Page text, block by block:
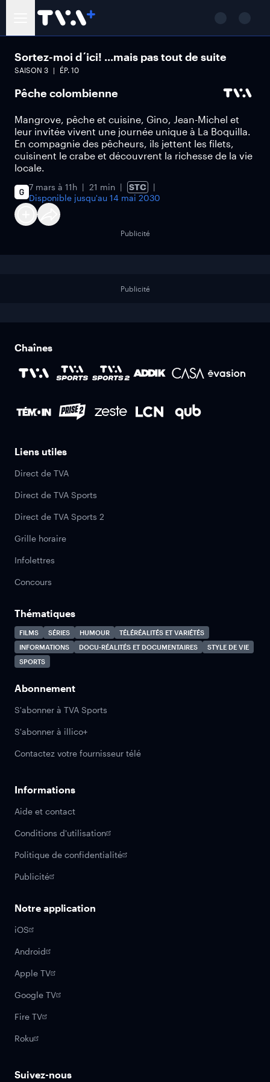
Sortez-moi d´ici! ...mais pas tout de suite
SAISON 3 ÉP. 10
Pêche colombienne
Mangrove, pêche et cuisine, Gino, Jean-Michel et
leur invitée vivent une journée unique à La Boquilla.
En compagnie des pêcheurs, ils jettent les filets,
cuisinent le crabe et découvrent la richesse de la vie
locale.
7 mars à 11h 21 min
STC
Disponible jusqu'au 14 mai 2030
Publicité
Publicité
Chaînes
Liens utiles
Direct de TVA
Direct de TVA Sports
Direct de TVA Sports 2
Grille horaire
Infolettres
Concours
Thématiques
FILMS SÉRIES HUMOUR
TÉLÉRÉALITÉS ET VARIÉTÉS
INFORMATIONS
DOCU-RÉALITÉS ET DOCUMENTAIRES
STYLE DE VIE
SPORTS
Abonnement
S'abonner à TVA Sports
S'abonner à illico+
Contactez votre fournisseur télé
Informations
Aide et contact
Conditions d'utilisation
Politique de confidentialité
Publicité
Notre application
iOS
Android
Apple TV
Google TV
Fire TV
Roku
Suivez-nous